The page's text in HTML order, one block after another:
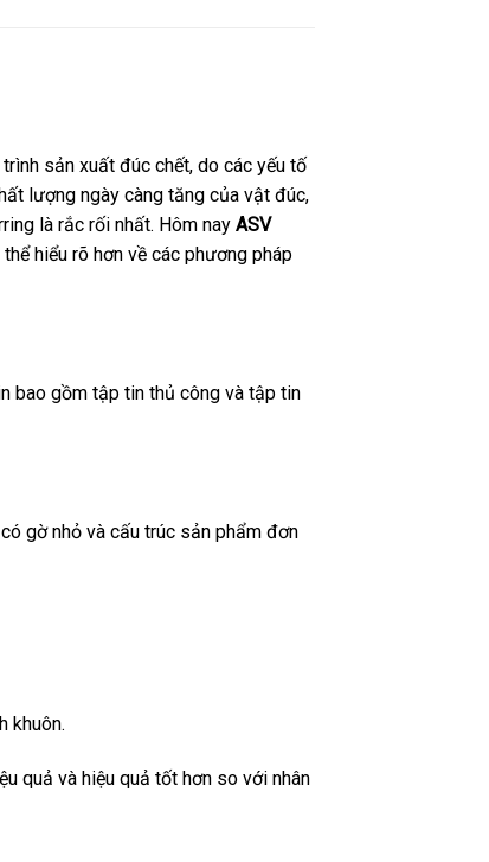
sản xuất đúc chết, do các yếu tố
lượng ngày càng tăng của vật đúc,
là rắc rối nhất. Hôm nay ASV
hiểu rõ hơn về các phương pháp
bao gồm tập tin thủ công và tập tin
gờ nhỏ và cấu trúc sản phẩm đơn
khuôn.
quả và hiệu quả tốt hơn so với nhân